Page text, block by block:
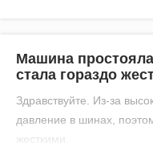
Машина
стала гораздо
Здравствуйте. Из-за
давление в шинах,
жесткими.